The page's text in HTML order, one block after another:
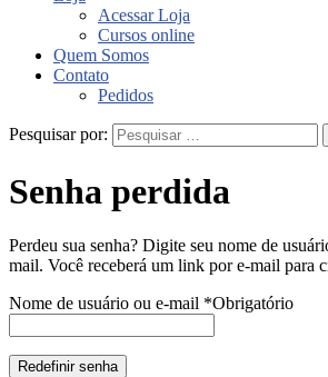
Acessar Loja
Cursos online
Quem Somos
Contato
Pedidos
Pesquisar por:
Senha perdida
Perdeu sua senha? Digite seu nome de
mail. Você receberá um link por e-mail para
Nome de usuário ou e-mail *Obrigatório
Redefinir senha